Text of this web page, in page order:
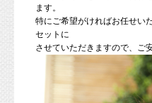
ます。
特にご希望がければお任せい
セットに
させていただきますので、ご